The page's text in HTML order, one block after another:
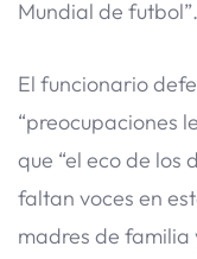
Mundial de futbol”.
El funcionario
“preocupaciones
que “el eco de los
faltan voces en
madres de familia